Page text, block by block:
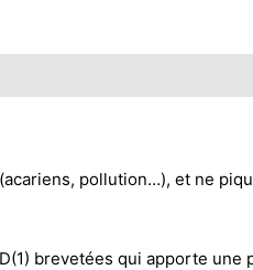
pollution…), et ne
brevetées qui apporte une